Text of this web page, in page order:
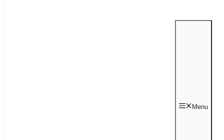
Menu